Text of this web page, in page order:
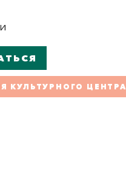
КУЛЬТУРНОГО ЦЕНТРА